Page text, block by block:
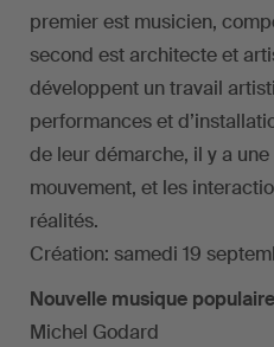
premier est musicien,
second est architecte et
développent un travail
performances et
de leur démarche, il y a
mouvement, et les
réalités.
Création: samedi 19
Nouvelle musique populaire
Michel Godard